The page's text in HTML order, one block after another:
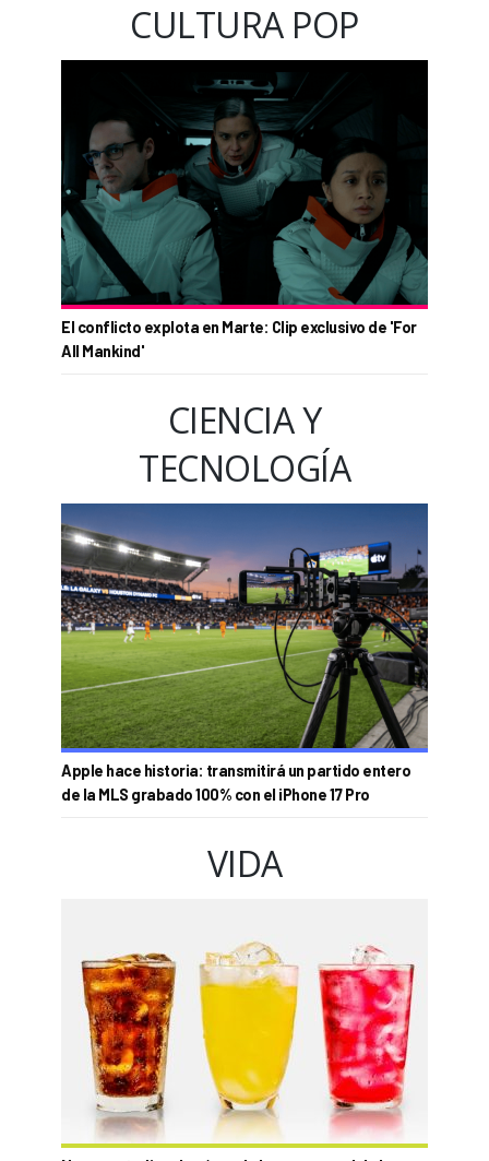
CULTURA POP
El conflicto explota en Marte: Clip exclusivo de 'For
All Mankind'
CIENCIA Y
TECNOLOGÍA
Apple hace historia: transmitirá un partido entero
de la MLS grabado 100% con el iPhone 17 Pro
VIDA